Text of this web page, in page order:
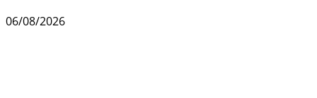
06/08/2026